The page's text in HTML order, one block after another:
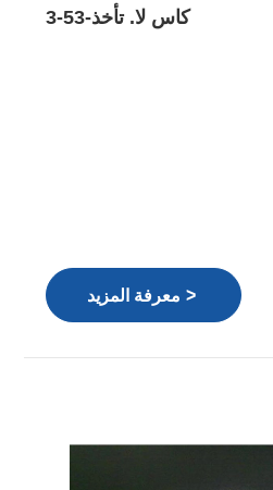
كاس لا. تأخذ-53-3
معرفة المزيد >